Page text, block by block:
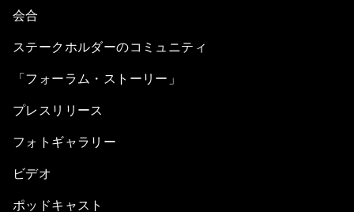
会合
ステークホルダーのコミュニティ
「フォーラム・ストーリー」
プレスリリース
フォトギャラリー
ビデオ
ポッドキャスト